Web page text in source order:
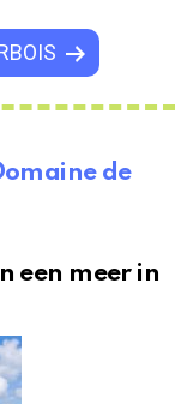
de
een meer in